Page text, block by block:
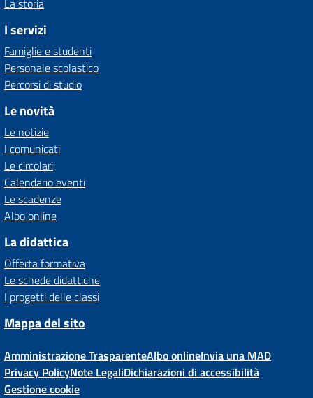
La storia
I servizi
Famiglie e studenti
Personale scolastico
Percorsi di studio
Le novità
Le notizie
I comunicati
Le circolari
Calendario eventi
Le scadenze
Albo online
La didattica
Offerta formativa
Le schede didattiche
I progetti delle classi
Mappa del sito
Amministrazione TrasparenteAlbo onlineInvia una MAD
Privacy PolicyNote LegaliDichiarazioni di accessibilità
Gestione cookie